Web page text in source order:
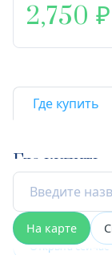
2,750
Где купить
Где купить
На карте
Открыта сейчас